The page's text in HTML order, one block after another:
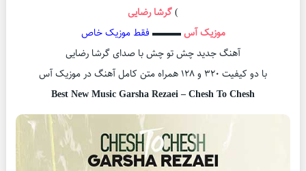
)گرشا رضایی
موزیک آس▬▬▬ فقط موزیک خاص
آهنگ جدید چش تو چش با صدای گرشا رضایی
با دو کیفیت ۳۲۰ و ۱۲۸ همراه متن کامل آهنگ در موزیک آس
Best New Music Garsha Rezaei – Chesh To Chesh